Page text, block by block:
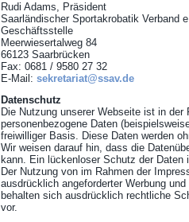
Rudi Adams, Präsident
Saarländischer Sportakrobatik Verband
Geschäftsstelle
Meerwiesertalweg 84
66123 Saarbrücken
Fax: 0681 / 9580 27 32
E-Mail: sekretariat@ssav.de
Datenschutz
Die Nutzung unserer Webseite ist in
personenbezogene Daten
freiwilliger Basis. Diese Daten werden
Wir weisen darauf hin, dass die
kann. Ein lückenloser Schutz der
Der Nutzung von im Rahmen der
ausdrücklich angeforderter Werbung
behalten sich ausdrücklich rechtliche
vor.